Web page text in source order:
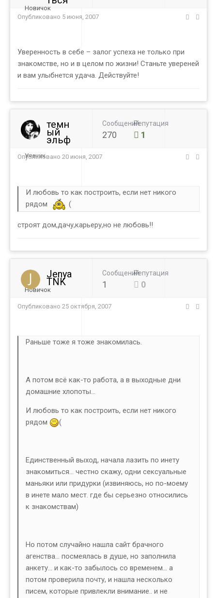
Новичок
Опубликовано 5 июня, 2007
Уверенность в себе – залог успеха не только при
знакомстве, но и в целом по жизни! Станьте увереней
и вам улыбнется удача. Действуйте!
темн
ый
эльф
Ученик
Сообщений
270
Репутация
1
Опубликовано 20 июня, 2007
И любовь то как построить, если нет никого
рядом
(
строят дом,дачу,карьеру,но не любовь!!
Jenya
TNK
Новичок
Сообщений
1
Репутация
0
Опубликовано 25 октября, 2007
Раньше тоже я тоже знакомилась.
А потом всё как-то работа, а в выходные дни
домашние хлопоты...
И любовь то как построить, если нет никого
рядом
(
Единственный выход, начала лазить по инету
знакомиться... честно скажу, одни сексуальные
маньяки или придурки (извиняюсь, но по-моему
в инете мало мест. где бы серьезно относились
к знакомствам)
Но потом случайно нашла сайт брачного
агенства... посмеялась в душе, но заполнила
анкету... и как-то забылось со временем... а
потом проверила почту, и нашла несколько
писем, которые привлекли внимание.. и не